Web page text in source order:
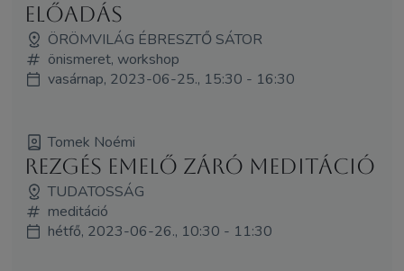
előadás
ÖRÖMVILÁG ÉBRESZTŐ SÁTOR
önismeret, workshop
vasárnap, 2023-06-25., 15:30 - 16:30
Tomek Noémi
Rezgés emelő záró meditáció
TUDATOSSÁG
meditáció
hétfő, 2023-06-26., 10:30 - 11:30